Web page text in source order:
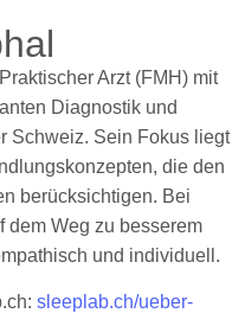
Arzt (FMH) mit
Diagnostik und
Schweiz. Sein Fokus liegt
die den
berücksichtigen. Bei
dem Weg zu besserem
und individuell.
sleeplab.ch/ueber-